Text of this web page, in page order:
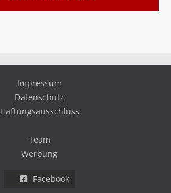
Impressum
Datenschutz
Haftungsausschluss
Team
Werbung
Facebook